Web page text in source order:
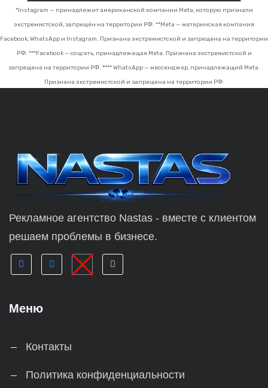
*Instagram — принадлежит американской компании Meta, которую признали
экстремистской, запрещён на территории РФ. **Meta — материнская компания
Facebook, WhatsApp и Instagram. Признана экстремистской и запрещена на территории
РФ. ***Facebook — соцсеть, принадлежащая Meta. Признана экстремистской и
запрещена на территории РФ. **** WhatsApp — мессенджер, принадлежащий Meta.
Признана экстремистской и запрещена на территории РФ.
Рекламное агентство Nastas - вместе с клиентом
решаем проблемы в бизнесе.
Меню
Контакты
Политика конфиденциальности